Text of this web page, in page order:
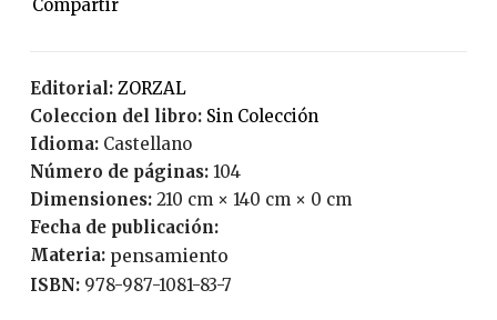
Editorial:
ZORZAL
Coleccion del libro:
Sin Colección
Idioma:
Castellano
Número de páginas: 104
Dimensiones: 210 cm × 140 cm × 0 cm
Fecha de publicación:
Materia: pensamiento
ISBN: 978-987-1081-83-7